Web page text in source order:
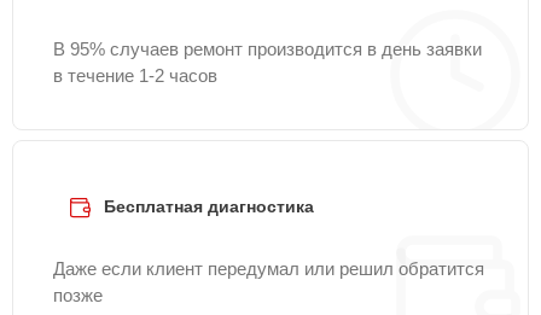
В 95% случаев ремонт производится в день заявки
в течение 1-2 часов
Бесплатная диагностика
Даже если клиент передумал или решил обратится
позже